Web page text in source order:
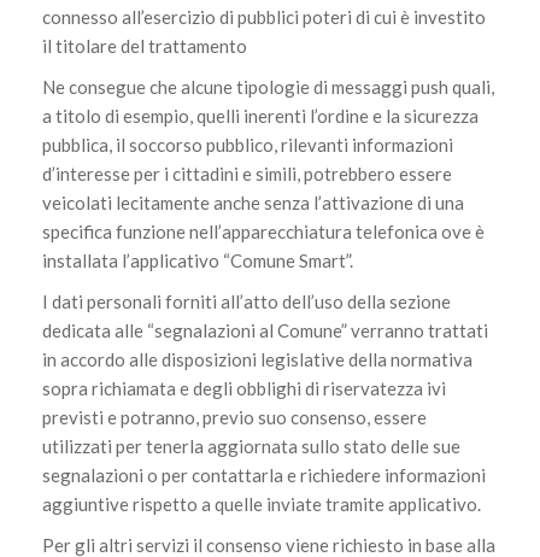
connesso all’esercizio di pubblici poteri di cui è investito
il titolare del trattamento
Ne consegue che alcune tipologie di messaggi push quali,
a titolo di esempio, quelli inerenti l’ordine e la sicurezza
pubblica, il soccorso pubblico, rilevanti informazioni
d’interesse per i cittadini e simili, potrebbero essere
veicolati lecitamente anche senza l’attivazione di una
specifica funzione nell’apparecchiatura telefonica ove è
installata l’applicativo “Comune Smart”.
I dati personali forniti all’atto dell’uso della sezione
dedicata alle “segnalazioni al Comune” verranno trattati
in accordo alle disposizioni legislative della normativa
sopra richiamata e degli obblighi di riservatezza ivi
previsti e potranno, previo suo consenso, essere
utilizzati per tenerla aggiornata sullo stato delle sue
segnalazioni o per contattarla e richiedere informazioni
aggiuntive rispetto a quelle inviate tramite applicativo.
Per gli altri servizi il consenso viene richiesto in base alla